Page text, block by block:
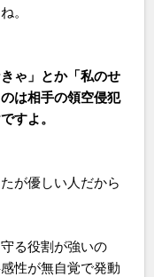
。
ゃ」とか「私のせ
は相手の領空侵犯
すよ。
が優しい人だから
る役割が強いの
性が無自覚で発動